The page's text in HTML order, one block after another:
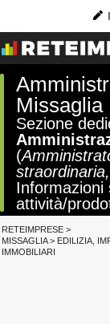
Missaglia
Sezione
(
Informazioni
attività/
RETEIMPRESE >
MISSAGLIA> EDILIZIA,
IMMOBILIARI